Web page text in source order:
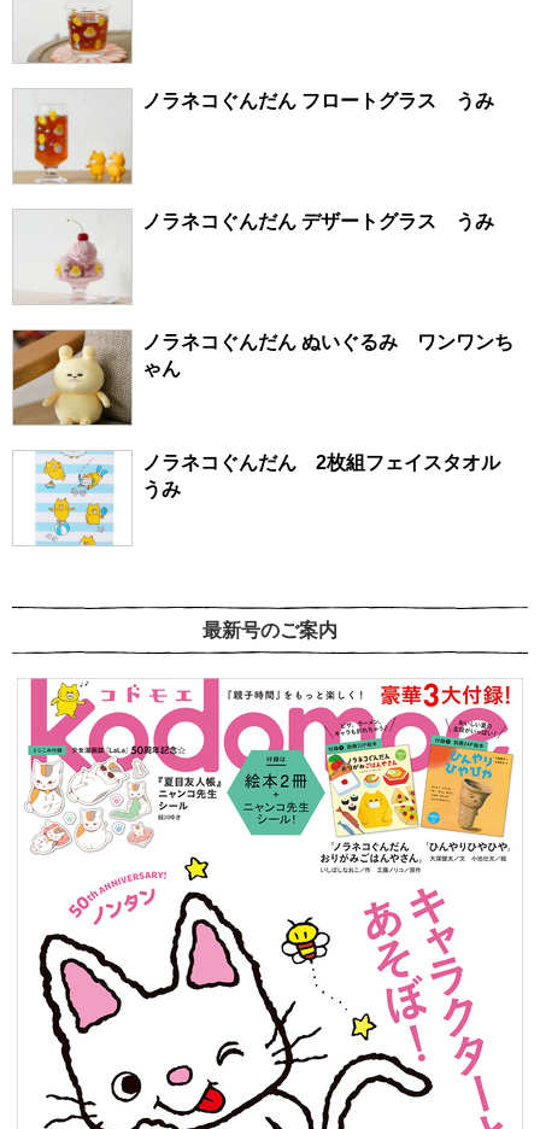
ノラネコぐんだん フロートグラス うみ
ノラネコぐんだん デザートグラス うみ
ノラネコぐんだん ぬいぐるみ ワンワンち
ゃん
ノラネコぐんだん 2枚組フェイスタオル
うみ
最新号のご案内